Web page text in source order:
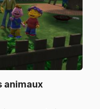
animaux.